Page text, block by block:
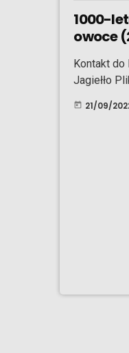
1000-
owoce
Kontakt
Jagiełło
today 21/09/